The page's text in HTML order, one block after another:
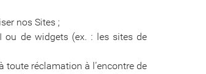
nos Sites ;
ou de widgets (ex. : les sites de
toute réclamation à l’encontre de